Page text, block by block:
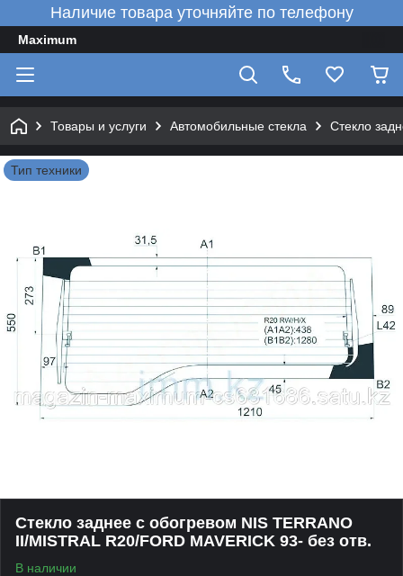
Наличие товара уточняйте по телефону
Maximum
Товары и услуги Автомобильные стекла Стекло
Тип техники
Стекло заднее с обогревом NIS TERRANO
II/MISTRAL R20/FORD MAVERICK 93- без отв.
В наличии